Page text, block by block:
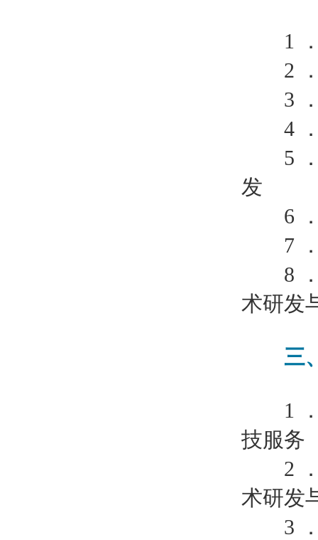
1 ．
2 ．
3 ．
4 ．
5 ．
发
6 ．
7 ．
8 ．
术研发
三、
1 ．
技服务
2 ．
术研发
3 ．